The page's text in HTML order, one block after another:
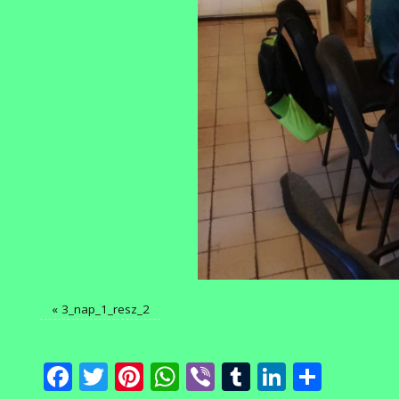
« 3_nap_1_resz_2
Facebook
Twitter
Pinterest
WhatsApp
ViberTumblr